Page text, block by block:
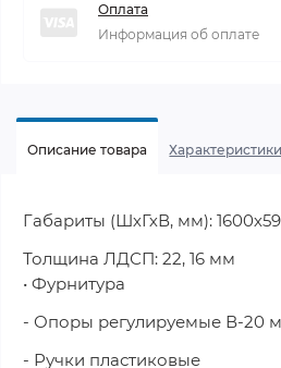
Оплата
Информация об оплате
Описание товара Характеристики
Габариты (ШхГхВ, мм):
Толщина ЛДСП: 22, 16 мм
• Фурнитура
- Опоры регулируемые В-20
- Ручки пластиковые